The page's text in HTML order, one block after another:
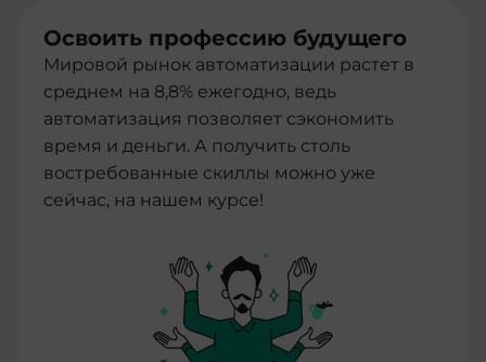
Освоить профессию будущего
Мировой рынок автоматизации растет в
среднем на 8,8% ежегодно, ведь
автоматизация позволяет сэкономить
время и деньги. А получить столь
востребованные скиллы можно уже
сейчас, на нашем курсе!